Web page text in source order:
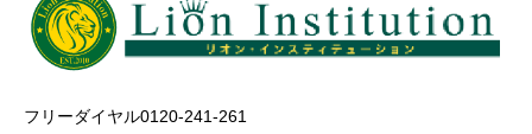
フリーダイヤル0120-241-261